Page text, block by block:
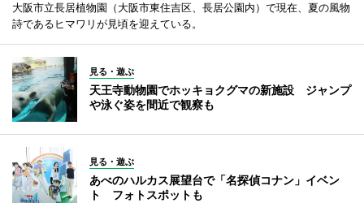
大阪市立長居植物園（大阪市東住吉区、長居公園内）で現在、夏の風物
詩であるヒマワリが見頃を迎えている。
見る・遊ぶ
天王寺動物園でホッキョクグマの新施設 ジャンプ
や泳ぐ姿を間近で観察も
見る・遊ぶ
あべのハルカス展望台で「名探偵コナン」イベン
ト フォトスポットも